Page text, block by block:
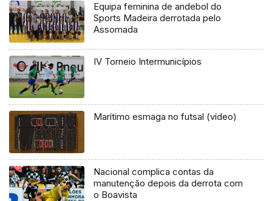
Equipa feminina de andebol do
Sports Madeira derrotada pelo
Assomada
IV Torneio Intermunicípios
Marítimo esmaga no futsal (vídeo)
Nacional complica contas da
manutenção depois da derrota com
o Boavista